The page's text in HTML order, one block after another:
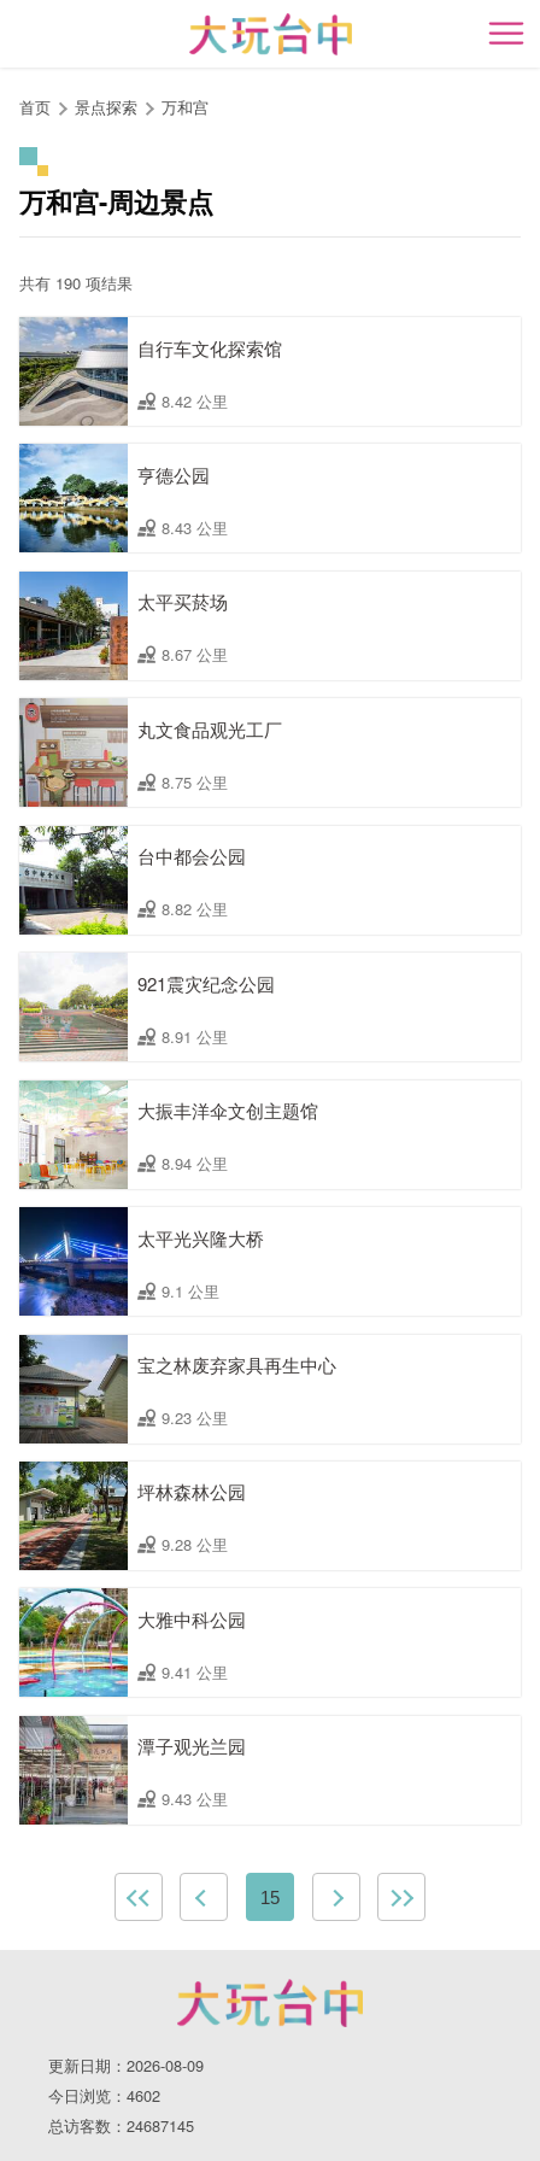
开
首页 景点探索 万和宫
万和宫-周边景点
共有 190 项结果
自行车文化探索馆
8.42 公里
亨德公园
8.43 公里
太平买菸场
8.67 公里
丸文食品观光工厂
8.75 公里
台中都会公园
8.82 公里
921震灾纪念公园
8.91 公里
大振丰洋伞文创主题馆
8.94 公里
太平光兴隆大桥
9.1 公里
宝之林废弃家具再生中心
9.23 公里
坪林森林公园
9.28 公里
大雅中科公园
9.41 公里
潭子观光兰园
9.43 公里
15
更新日期：2026-08-09
今日浏览：4602
总访客数：24687145